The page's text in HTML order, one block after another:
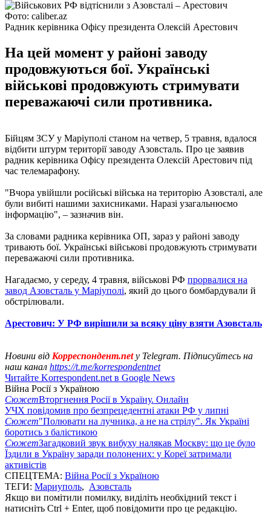
Фото: caliber.az
Радник керівника Офісу президента Олексій Арестович
На цей момент у районі заводу
продовжуються бої. Українські
військові продовжують стримувати
переважаючі сили противника.
Бійцям ЗСУ у Маріуполі станом на четвер, 5 травня, вдалося
відбити штурм території заводу Азовсталь. Про це заявив
радник керівника Офісу президента Олексій Арестович під
час телемарафону.
"Вчора увійшли російські війська на територію Азовсталі, але
були вибиті нашими захисниками. Наразі узагальнюємо
інформацію", – зазначив він.
За словами радника керівника ОП, зараз у районі заводу
тривають бої. Українські військові продовжують стримувати
переважаючі сили противника.
Нагадаємо, у середу, 4 травня, військові РФ прорвалися на
завод Азовсталь у Маріуполі, який до цього бомбардували й
обстрілювали.
Арестович: У РФ вирішили за всяку ціну взяти Азовсталь
Новини від Корреспондент.netу Telegram. Підписуйтесь на
наш канал https://t.me/korrespondentnet
Читайте Korrespondent.net в Google News
Війна Росії з Україною
СюжетВторгнення Росії в Україну. Онлайн
УЧХ повідомив про безпрецедентні атаки РФ у липні
Сюжет"Полювати на лучника, а не на стрілу". Як Україні
боротись з балістикою
СюжетЗагадковий звук вибуху налякав Москву: що це було
Їздили в Україну заради полонених: у Кореї затримали
активістів
СПЕЦТЕМА: Війна Росії з Україною
ТЕГИ: Мариуполь, Азовсталь
Якщо ви помітили помилку, виділіть необхідний текст і
натисніть Ctrl + Enter, щоб повідомити про це редакцію.